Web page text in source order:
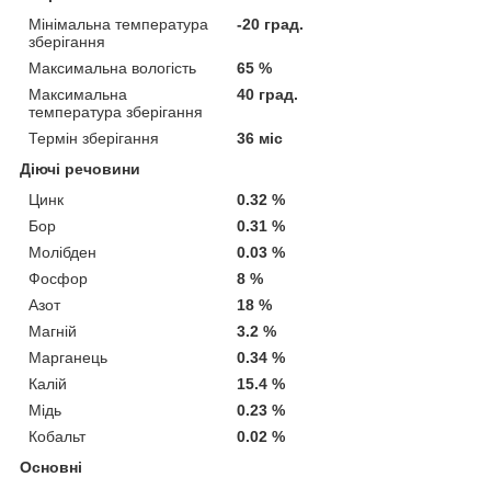
Мінімальна температура
зберігання
-20 град.
Максимальна вологість
65 %
Максимальна
температура зберігання
40 град.
Термін зберігання
36 міс
Діючі речовини
Цинк
0.32 %
Бор
0.31 %
Молібден
0.03 %
Фосфор
8 %
Азот
18 %
Магній
3.2 %
Марганець
0.34 %
Калій
15.4 %
Мідь
0.23 %
Кобальт
0.02 %
Основні